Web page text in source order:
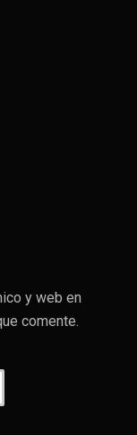
y web en
comente.